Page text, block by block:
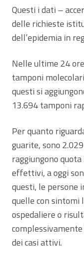
Questi i dati –
delle richieste
dell’epidemia in
Nelle ultime 24
tamponi
questi si
13.694 tamponi
Per quanto
guarite, sono
raggiungono
effettivi, a oggi
questi, le persone
quelle con sintomi
ospedaliere o
dei casi attivi.